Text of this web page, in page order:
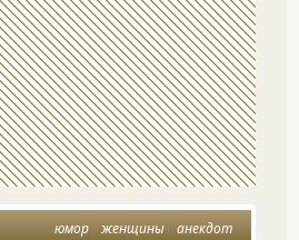
юмор женщины анекдот